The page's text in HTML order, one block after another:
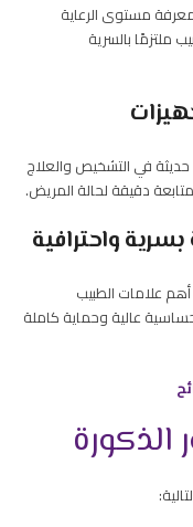
مستوى الرعاية
ملتزمًا بالسرية
في التشخيص والعلاج
دقيقة لحالة المريض.
واحترافية
علامات الطبيب
عالية وحماية كاملة
الذكورة